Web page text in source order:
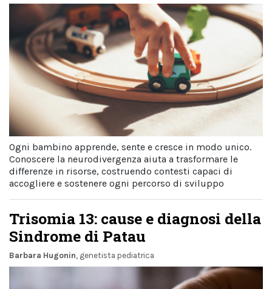
Ogni bambino apprende, sente e cresce in modo unico.
Conoscere la neurodivergenza aiuta a trasformare le
differenze in risorse, costruendo contesti capaci di
accogliere e sostenere ogni percorso di sviluppo
Trisomia 13: cause e diagnosi della
Sindrome di Patau
Barbara Hugonin, genetista pediatrica